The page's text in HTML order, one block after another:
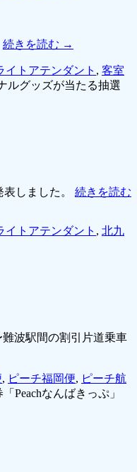
続きを読む →
イトアテンダント , 客室
ルグッズが当たる抽選
しました。 続きを読む
イトアテンダント , 北九
難波駅間の割引片道乗車
, ピーチ福岡便, ピーチ航
Peachなんばきっぷ」